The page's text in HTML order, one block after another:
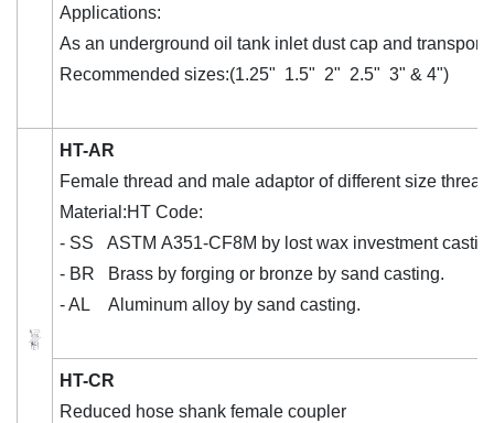
Applications:
As an underground oil tank inlet dust cap and
Recommended sizes:(1.25" 1.5" 2" 2.5" 3" & 4")
HT-AR
Female thread and male adaptor of different size
Material:HT Code:
- SS ASTM A351-CF8M by lost wax investment
- BR Brass by forging or bronze by sand casting.
- AL Aluminum alloy by sand casting.
HT-CR
Reduced hose shank female coupler